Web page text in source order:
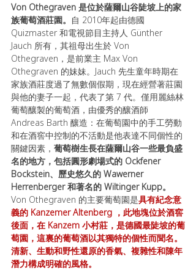
Von Othegraven 是位於薩爾山谷陡坡上的家
族葡萄酒莊園。 自 2010年起由德國
Quizmaster 和電視節目主持人 Günther
Jauch 所有，其祖母出生於 Von
Othegraven，是前業主 Max Von
Othegraven 的妹妹。Jauch 先生童年時期在
家族酒莊度過了無數個假期，現在經營著莊園
與他的妻子一起，代表了第 7 代。僅用麗絲林
葡萄釀製的葡萄酒，由優秀的釀酒師
Andreas Barth 釀造：在葡萄園中的手工勞動
和在酒窖中控制的不活動是他表達不同個性的
關鍵因素， 葡萄樹生長在薩爾山谷一些最負盛
名的地方，包括圓形劇場式的 Ockfener
Bockstein、歷史悠久的 Wawerner
Herrenberger 和著名的 Wiltinger Kupp。
Von Othegraven 的主要葡萄園是具有紀念意
義的 Kanzemer Altenberg ，此地塊位於酒窖
後面，在 Kanzem 小村莊，是德國最陡坡的葡
萄園，這裏的葡萄酒以其獨特的個性而聞名。
清新、生動和野性還原的香氣、複雜性和陳年
潛力構成明確的風格。